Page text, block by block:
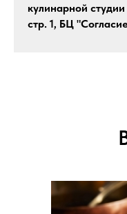
кулинарной
стр. 1, БЦ